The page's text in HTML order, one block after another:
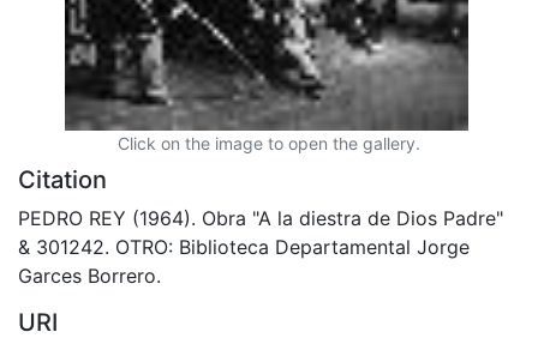
Click on the image to open the gallery.
Citation
PEDRO REY (1964). Obra "A la diestra de Dios Padre"
& 301242. OTRO: Biblioteca Departamental Jorge
Garces Borrero.
URI